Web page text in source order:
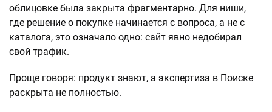
облицовке была закрыта фрагментарно. Для ниши,
где решение о покупке начинается с вопроса, а не с
каталога, это означало одно: сайт явно недобирал
свой трафик.
Проще говоря: продукт знают, а экспертиза в Поиске
раскрыта не полностью.